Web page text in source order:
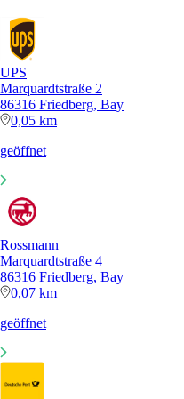
UPS
Marquardtstraße 2
86316 Friedberg, Bay
0,05 km
geöffnet
Rossmann
Marquardtstraße 4
86316 Friedberg, Bay
0,07 km
geöffnet